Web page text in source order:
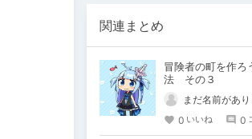
関連まとめ
冒険者の町を作
法 その３
まだ名前があ
0 いいね 0